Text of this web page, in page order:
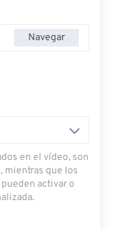
Navegar
en el vídeo, son
mientras que los
activar o